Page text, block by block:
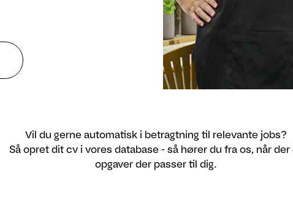
Vil du gerne automatisk i betragtning til relevante jobs?
Så opret dit cv i vores database - så hører du fra os, når der
opgaver der passer til dig.